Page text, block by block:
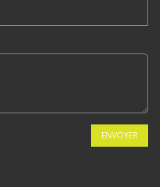
ENVOYER